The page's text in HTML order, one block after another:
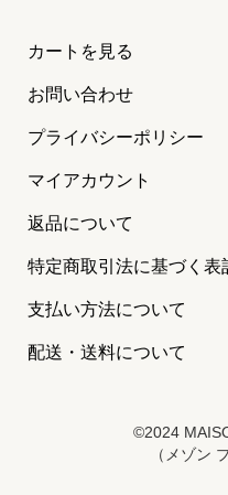
カートを見る
お問い合わせ
プライバシーポリシー
マイアカウント
返品について
特定商取引法に基づく表
支払い方法について
配送・送料について
©2024
（メゾン